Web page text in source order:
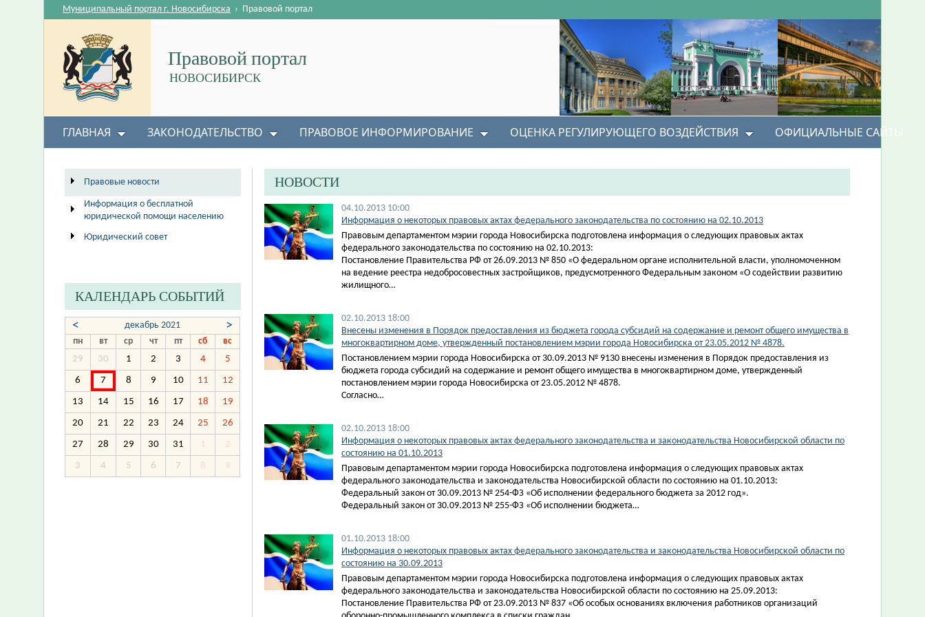
Правовой портал
НОВОСИБИРСК
Муниципальный портал г. Новосибирска › Правовой портал
ГЛАВНАЯ ЗАКОНОДАТЕЛЬСТВО ПРАВОВОЕ ИНФОРМИРОВАНИЕ ОЦЕНКА РЕГУЛИРУЮЩЕГО ВОЗДЕЙСТВИЯ ОФИЦИАЛЬНЫЕ САЙТЫ
НОВОСТИ
04.10.2013 10:00
Информация о некоторых правовых актах федерального законодательства по состоянию на 02.10.2013
Правовым департаментом мэрии города Новосибирска подготовлена информация о следующих правовых актах
федерального законодательства по состоянию на 02.10.2013:
Постановление Правительства РФ от 26.09.2013 № 850 «О федеральном органе исполнительной власти, уполномоченном
на ведение реестра недобросовестных застройщиков, предусмотренного Федеральным законом «О содействии развитию
жилищного…
02.10.2013 18:00
Внесены изменения в Порядок предоставления из бюджета города субсидий на содержание и ремонт общего имущества в
многоквартирном доме, утвержденный постановлением мэрии города Новосибирска от 23.05.2012 № 4878.
Постановлением мэрии города Новосибирска от 30.09.2013 № 9130 внесены изменения в Порядок предоставления из
бюджета города субсидий на содержание и ремонт общего имущества в многоквартирном доме, утвержденный
постановлением мэрии города Новосибирска от 23.05.2012 № 4878.
Согласно…
02.10.2013 18:00
Информация о некоторых правовых актах федерального законодательства и законодательства Новосибирской области по
состоянию на 01.10.2013
Правовым департаментом мэрии города Новосибирска подготовлена информация о следующих правовых актах
федерального законодательства и законодательства Новосибирской области по состоянию на 01.10.2013:
Федеральный закон от 30.09.2013 № 254-ФЗ «Об исполнении федерального бюджета за 2012 год».
Федеральный закон от 30.09.2013 № 255-ФЗ «Об исполнении бюджета…
01.10.2013 18:00
Информация о некоторых правовых актах федерального законодательства и законодательства Новосибирской области по
состоянию на 30.09.2013
Правовым департаментом мэрии города Новосибирска подготовлена информация о следующих правовых актах
федерального законодательства и законодательства Новосибирской области по состоянию на 25.09.2013:
Постановление Правительства РФ от 23.09.2013 № 837 «Об особых основаниях включения работников организаций
Правовые новости
Информация о бесплатной
юридической помощи населению
Юридический совет
КАЛЕНДАРЬ СОБЫТИЙ
< декабрь 2021 >
пн вт ср чт пт сб
вс
29
30 1 2 3 4 5
6 7 8 9 10 11 12
13 14 15 16 17 18 19
20 21 22 23 24 25 26
27 28 29 30 31 1 2
3 4 5 6 7 8 9